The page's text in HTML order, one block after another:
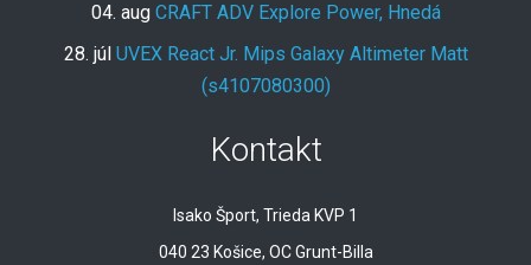
04. aug CRAFT ADV Explore Power, Hnedá
28. júl UVEX React Jr. Mips Galaxy Altimeter Matt
(s4107080300)
Kontakt
Isako Šport, Trieda KVP 1
040 23 Košice, OC Grunt-Billa